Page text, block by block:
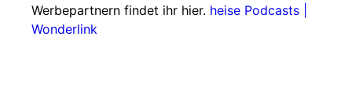
Werbepartnern findet ihr hier. heise Podcasts |
Wonderlink